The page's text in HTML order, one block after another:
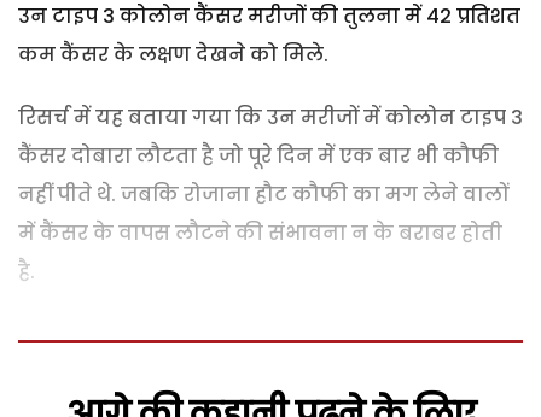
उन टाइप 3 कोलोन कैंसर मरीजों की तुलना में 42 प्रतिशत
कम कैंसर के लक्षण देखने को मिले.
रिसर्च में यह बताया गया कि उन मरीजों में कोलोन टाइप 3
कैंसर दोबारा लौटता है जो पूरे दिन में एक बार भी कौफी
नहीं पीते थे. जबकि रोजाना हौट कौफी का मग लेने वालों
में कैंसर के वापस लौटने की संभावना न के बराबर होती
है.